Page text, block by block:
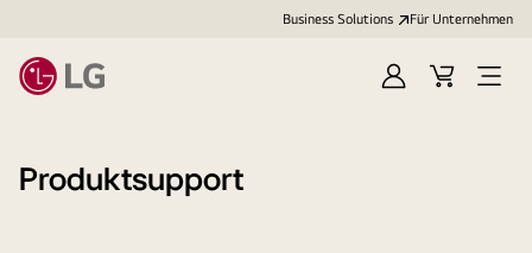
Business Solutions Für Unternehmen
Anmelden
Cart
Open
Produktsupport